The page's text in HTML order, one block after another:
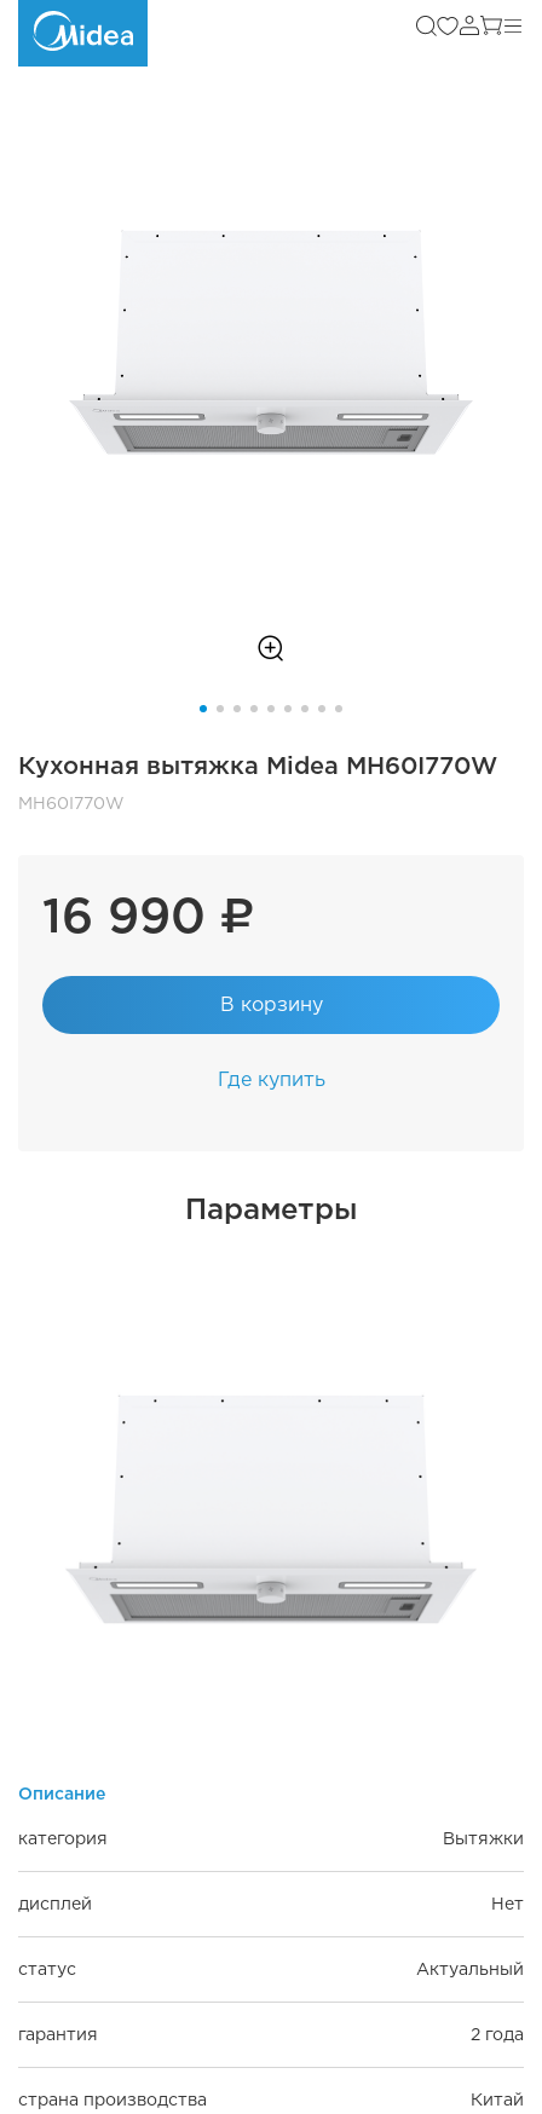
Кухонная вытяжка Midea MH60I770W
MH60I770W
16 990 ₽
В корзину
Где купить
Параметры
Описание
категория Вытяжки
дисплей Нет
статус Актуальный
гарантия 2 года
страна производства Китай